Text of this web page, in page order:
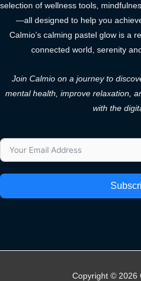
selection of wellness tools,
—all designed to help you
Calmio’s calming pastel glow is a
connected world, serenity
Join Calmio on a journey to
mental health, improve relaxation,
with the
Copyright © 2026